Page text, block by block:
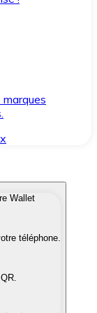
intéressent
monnaie
Wallet
téléphone.